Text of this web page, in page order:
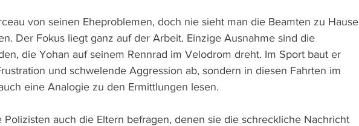
von seinen Eheproblemen, doch nie sieht man die Beamten zu Hause
Der Fokus liegt ganz auf der Arbeit. Einzige Ausnahme sind die
die Yohan auf seinem Rennrad im Velodrom dreht. Im Sport baut er
und schwelende Aggression ab, sondern in diesen Fahrten im
eine Analogie zu den Ermittlungen lesen.
Polizisten auch die Eltern befragen, denen sie die schreckliche Nachricht